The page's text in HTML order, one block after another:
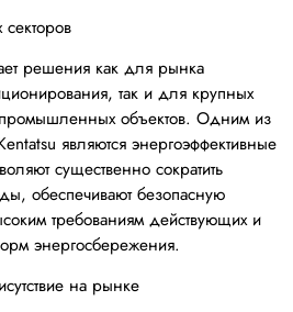
решения как для рынка
так и для крупных
объектов. Одним из
являются энергоэффективные
существенно сократить
обеспечивают безопасную
требованиям действующих и
энергосбережения.
на рынке